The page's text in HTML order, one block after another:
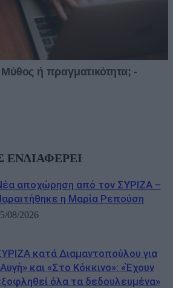
αποχώρηση από τον ΣΥΡΙΖΑ –
η Μαρία Ρεπούση
08/2026
κατά Διαμαντοπούλου για
και «Στο Κόκκινο»: «Έχουν
όλα τα δεδουλευμένα»